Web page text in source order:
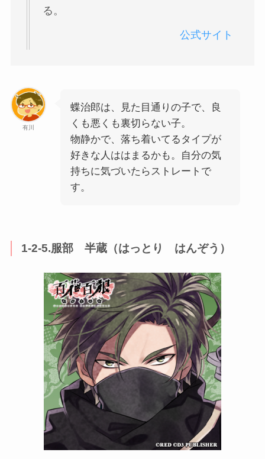
る。
公式サイト
有川
蝶治郎は、見た目通りの子で、良
くも悪くも裏切らない子。
物静かで、落ち着いてるタイプが
好きな人ははまるかも。自分の気
持ちに気づいたらストレートで
す。
1-2-5.服部 半蔵（はっとり はんぞう）